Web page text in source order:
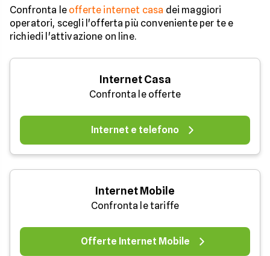
Confronta le offerte internet casa dei maggiori
operatori, scegli l'offerta più conveniente per te e
richiedi l'attivazione on line.
Internet Casa
Confronta le offerte
Internet e telefono
Internet Mobile
Confronta le tariffe
Offerte Internet Mobile